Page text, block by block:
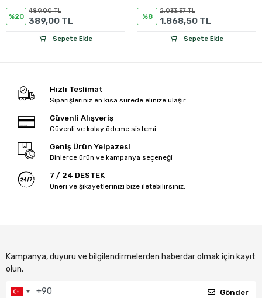
Kaplı )
%20
489,00 TL
389,00 TL
Sepete Ekle
(M12-2MT)
%8
2.033,37 TL
1.868,50 TL
Sepete Ekle
Hızlı Teslimat
Siparişleriniz en kısa sürede elinize ulaşır.
Güvenli Alışveriş
Güvenli ve kolay ödeme sistemi
Geniş Ürün Yelpazesi
Binlerce ürün ve kampanya seçeneği
7 / 24 DESTEK
Öneri ve şikayetlerinizi bize iletebilirsiniz.
Kampanya, duyuru ve bilgilendirmelerden haberdar olmak için kayıt
olun.
Gönder